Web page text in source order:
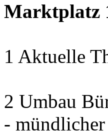
Marktplatz
1 Aktuelle
2 Umbau
-